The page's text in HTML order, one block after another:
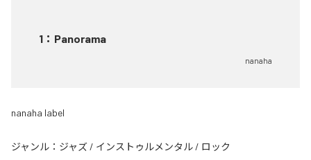
1 ： Panorama
nanaha
nanaha label
ジャンル： ジャズ / インストゥルメンタル / ロック